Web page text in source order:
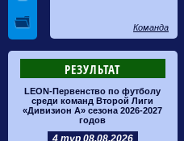
Команда
РЕЗУЛЬТАТ
LEON-Первенство по футболу
среди команд Второй Лиги
«Дивизион А» сезона 2026-2027
годов
4 тур 08.08.2026